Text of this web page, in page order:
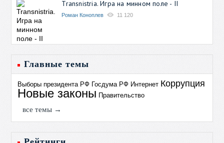
Transnistria. Игра на минном поле - II
Роман Коноплев 11 120
Главные темы
Выборы президента РФ Госдума РФ Интернет Коррупция
Новые законы Правительство
все темы →